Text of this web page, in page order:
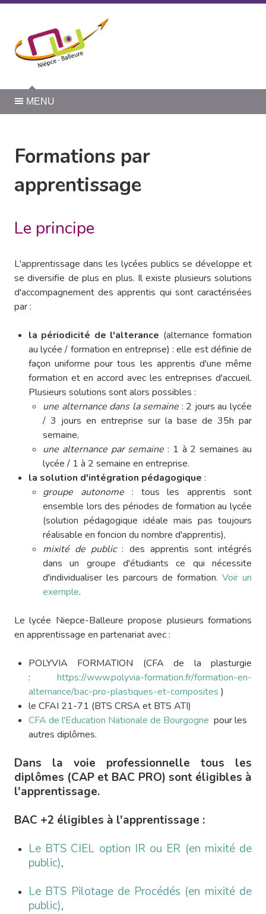
MENU
Formations par
apprentissage
Le principe
L'apprentissage dans les lycées publics se développe et
se diversifie de plus en plus. Il existe plusieurs solutions
d'accompagnement des apprentis qui sont caractérisées
par :
la périodicité de l'alterance (alternance formation
au lycée / formation en entreprise) : elle est définie de
façon uniforme pour tous les apprentis d'une même
formation et en accord avec les entreprises d'accueil.
Plusieurs solutions sont alors possibles :
une alternance dans la semaine : 2 jours au lycée
/ 3 jours en entreprise sur la base de 35h par
semaine,
une alternance par semaine : 1 à 2 semaines au
lycée / 1 à 2 semaine en entreprise.
la solution d'intégration pédagogique :
groupe autonome: tous les apprentis sont
ensemble lors des périodes de formation au lycée
(solution pédagogique idéale mais pas toujours
réalisable en foncion du nombre d'apprentis),
mixité de public: des apprentis sont intégrés
dans un groupe d'étudiants ce qui nécessite
d'individualiser les parcours de formation. Voir un
exemple.
Le lycée Niepce-Balleure propose plusieurs formations
en apprentissage en partenariat avec :
POLYVIA FORMATION (CFA de la plasturgie
: https://www.polyvia-formation.fr/formation-en-
alternance/bac-pro-plastiques-et-composites )
le CFAI 21-71 (BTS CRSA et BTS ATI)
CFA de l'Education Nationale de Bourgogne pour les
autres diplômes.
Dans la voie professionnelle tous les
diplômes (CAP et BAC PRO) sont éligibles à
l'apprentissage.
BAC +2 éligibles à l'apprentissage :
Le BTS CIEL option IR ou ER (en mixité de
public),
Le BTS Pilotage de Procédés (en mixité de
public),
Panneau de gestion des cookies